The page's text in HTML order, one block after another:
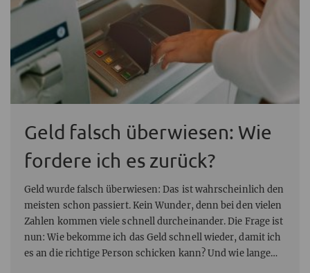
Geld falsch überwiesen: Wie
fordere ich es zurück?
Geld wurde falsch überwiesen: Das ist wahrscheinlich den
meisten schon passiert. Kein Wunder, denn bei den vielen
Zahlen kommen viele schnell durcheinander. Die Frage ist
nun: Wie bekomme ich das Geld schnell wieder, damit ich
es an die richtige Person schicken kann? Und wie lange